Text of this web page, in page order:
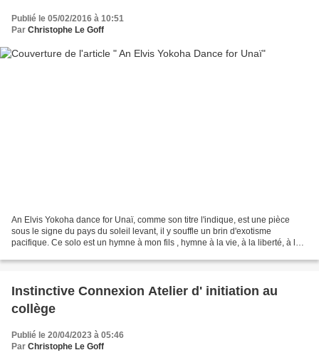
Publié le 05/02/2016 à 10:51
Par Christophe Le Goff
An Elvis Yokoha dance for Unaï, comme son titre l'indique, est une pièce
sous le signe du pays du soleil levant, il y souffle un brin d'exotisme
pacifique. Ce solo est un hymne à mon fils , hymne à la vie, à la liberté, à la
Instinctive Connexion Atelier d' initiation au
collège
Publié le 20/04/2023 à 05:46
Par Christophe Le Goff